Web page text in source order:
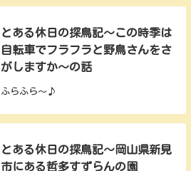
とある休日の探鳥記～この時季は
自転車でフラフラと野鳥さんをさ
がしますか～の話
ふらふら～♪
とある休日の探鳥記～岡山県新見
市にある哲多すずらんの園